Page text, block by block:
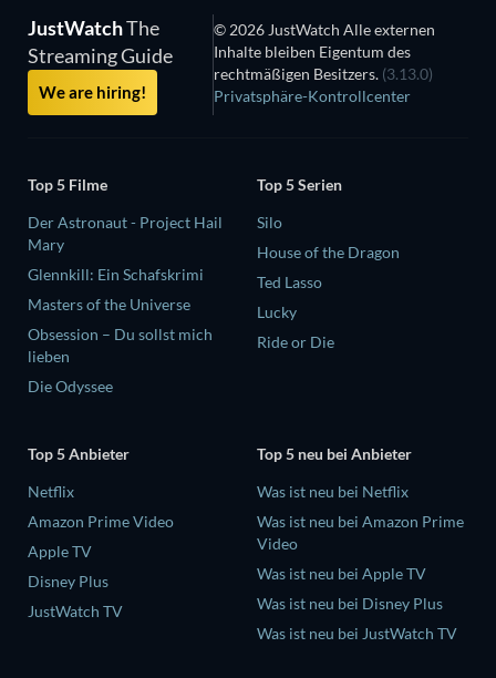
JustWatchThe
Streaming Guide
We are hiring!
© 2026 JustWatch Alle externen
Inhalte bleiben Eigentum des
rechtmäßigen Besitzers. (3.13.0)
Privatsphäre-Kontrollcenter
Top 5 Filme
Der Astronaut - Project Hail
Mary
Glennkill: Ein Schafskrimi
Masters of the Universe
Obsession – Du sollst mich
lieben
Die Odyssee
Top 5 Serien
Silo
House of the Dragon
Ted Lasso
Lucky
Ride or Die
Top 5 Anbieter
Netflix
Amazon Prime Video
Apple TV
Disney Plus
JustWatch TV
Top 5 neu bei Anbieter
Was ist neu bei Netflix
Was ist neu bei Amazon Prime
Video
Was ist neu bei Apple TV
Was ist neu bei Disney Plus
Was ist neu bei JustWatch TV